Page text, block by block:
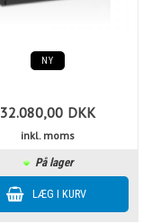
NY
32.080,00 DKK
inkl. moms
På lager